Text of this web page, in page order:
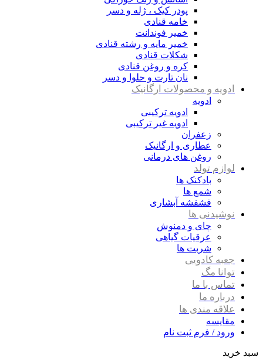
پودر کیک ، ژله و دسر
خامه قنادی
خمیر فوندانت
خمیر مایه و رشته قنادی
شکلات قنادی
کره و روغن قنادی
نان تارت و حلوا و دسر
ادویه و محصولات ارگانیک
ادویه
ادویه ترکیبی
ادویه غیر ترکیبی
زعفران
عطاری و ارگانیک
روغن های درمانی
لوازم تولد
بادکنک ها
شمع ها
فشفشه آبشاری
نوشیدنی ها
چای و دمنوش
عرقیات گیاهی
شربت ها
جعبه کادویی
توانا مگ
تماس با ما
درباره ما
علاقه مندی ها
مقایسه
ورود / فرم ثبت نام
سبد خرید